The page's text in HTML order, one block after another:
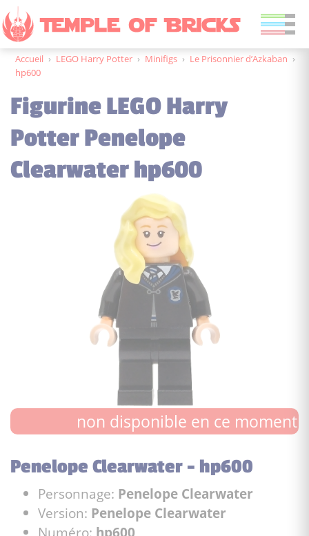
Accueil › LEGO Harry Potter › Minifigs › Le Prisonnier d’Azkaban ›
hp600
Figurine LEGO Harry
Potter Penelope
Clearwater hp600
non disponible en ce moment
Penelope Clearwater - hp600
Personnage: Penelope Clearwater
Version: Penelope Clearwater
Numéro: hp600